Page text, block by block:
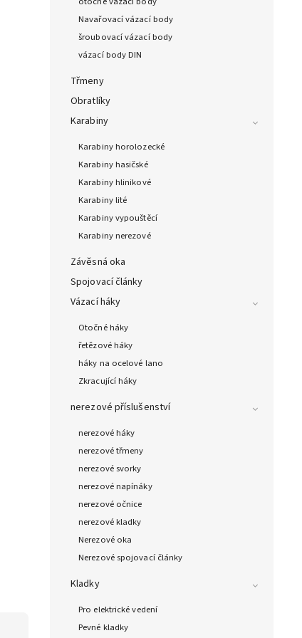
Navařovací vázací body
šroubovací vázací body
vázací body DIN
Třmeny
Obratlíky
Karabiny
Karabiny horolozecké
Karabiny hasičské
Karabiny hlinikové
Karabiny lité
Karabiny vypouštěcí
Karabiny nerezové
Závěsná oka
Spojovací články
Vázací háky
Otočné háky
řetězové háky
háky na ocelové lano
Zkracující háky
nerezové příslušenství
nerezové háky
nerezové třmeny
nerezové svorky
nerezové napínáky
nerezové očnice
nerezové kladky
Nerezové oka
Nerezové spojovací články
Kladky
Pro elektrické vedení
Pevné kladky